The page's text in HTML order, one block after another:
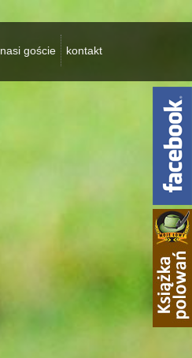
nasi goście kontakt